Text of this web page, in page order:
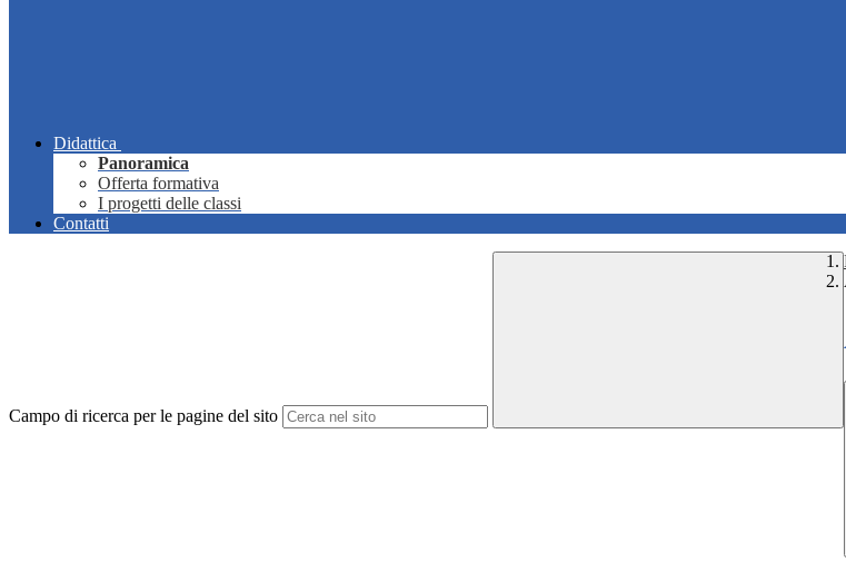
Didattica
Panoramica
Offerta formativa
I progetti delle classi
Contatti
Campo di ricerca per le pagine del sito